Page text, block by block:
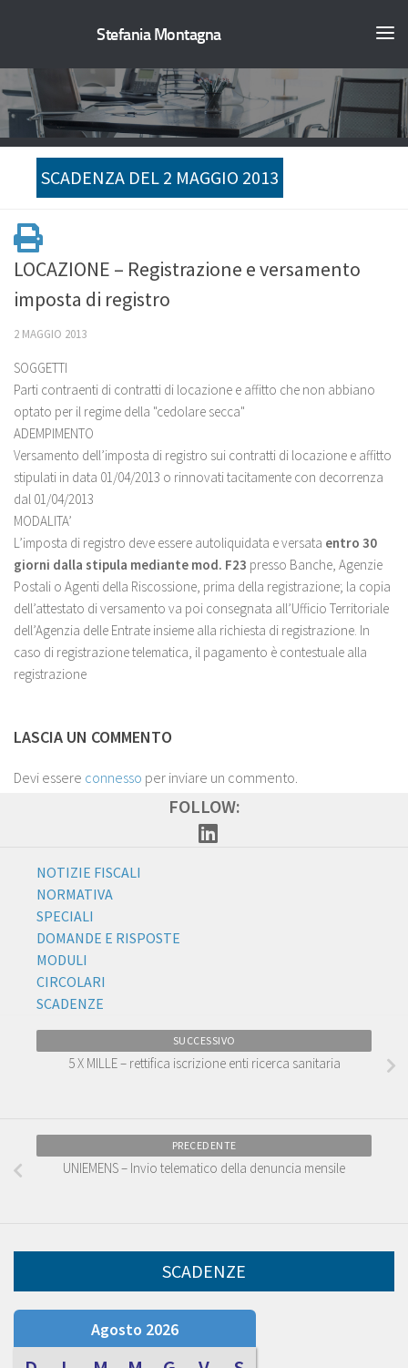
Stefania Montagna
SCADENZA DEL 2 MAGGIO 2013
LOCAZIONE – Registrazione e versamento
imposta di registro
2 MAGGIO 2013
SOGGETTI
Parti contraenti di contratti di locazione e affitto che non abbiano
optato per il regime della "cedolare secca"
ADEMPIMENTO
Versamento dell’imposta di registro sui contratti di locazione e affitto
stipulati in data 01/04/2013 o rinnovati tacitamente con decorrenza
dal 01/04/2013
MODALITA’
L’imposta di registro deve essere autoliquidata e versata entro 30
giorni dalla stipula mediante mod. F23 presso Banche, Agenzie
Postali o Agenti della Riscossione, prima della registrazione; la copia
dell’attestato di versamento va poi consegnata all’Ufficio Territoriale
dell’Agenzia delle Entrate insieme alla richiesta di registrazione. In
caso di registrazione telematica, il pagamento è contestuale alla
registrazione
LASCIA UN COMMENTO
Devi essere connesso per inviare un commento.
FOLLOW:
NOTIZIE FISCALI
NORMATIVA
SPECIALI
DOMANDE E RISPOSTE
MODULI
CIRCOLARI
SCADENZE
SUCCESSIVO
5 X MILLE – rettifica iscrizione enti ricerca sanitaria
PRECEDENTE
UNIEMENS – Invio telematico della denuncia mensile
SCADENZE
Agosto 2026